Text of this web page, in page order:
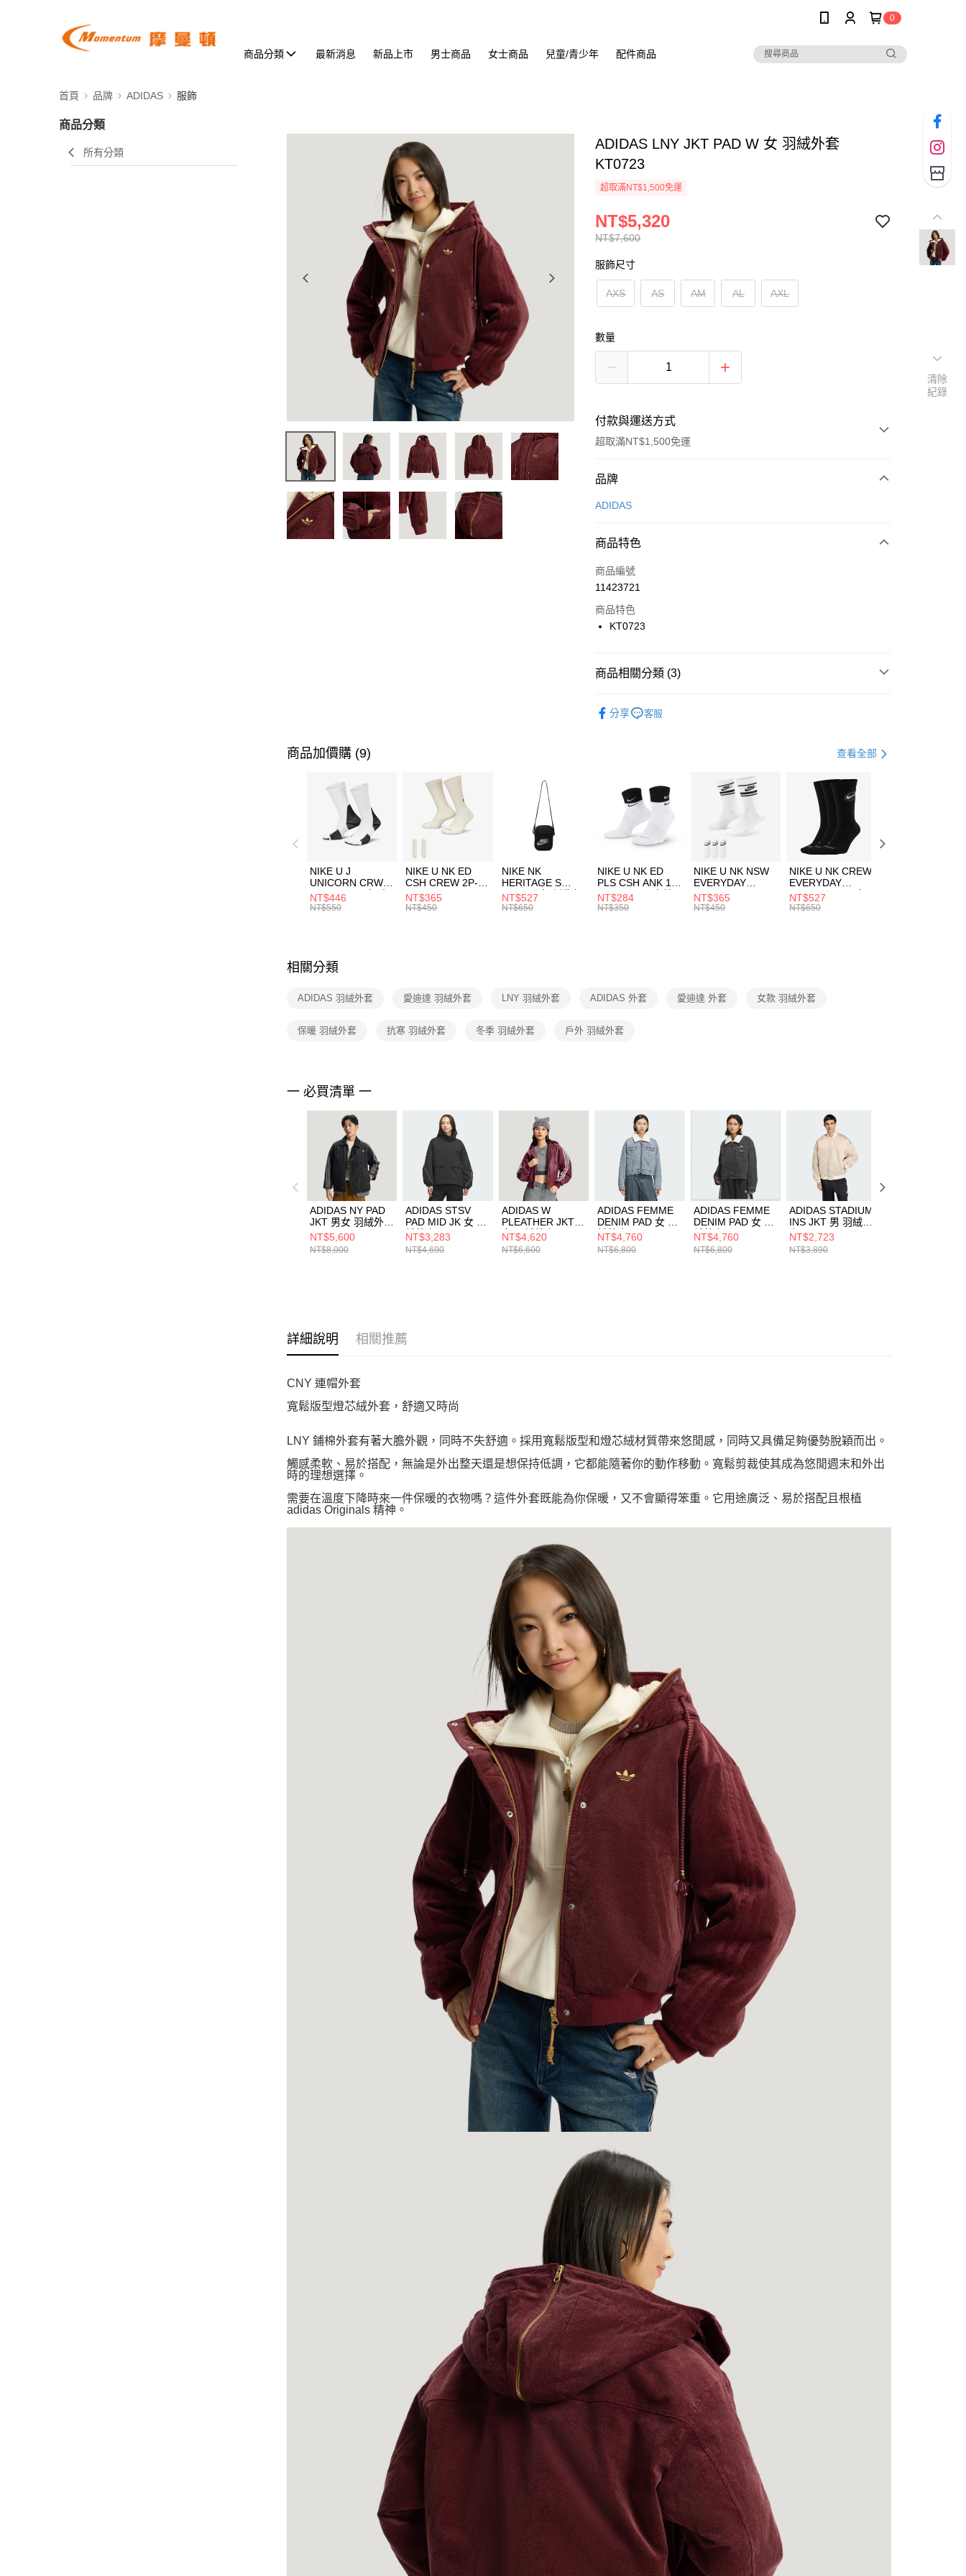
0
商品分類 最新消息 新品上市 男士商品 女士商品 兒童/青少年 配件商品
首頁 品牌 ADIDAS 服飾
商品分類
所有分類
ADIDAS LNY JKT PAD W 女 羽絨外套
KT0723
超取滿NT$1,500免運
NT$7,600
NT$5,320
服飾尺寸
AXS AS AM AL AXL
數量
付款與運送方式
超取滿NT$1,500免運
付款方式
信用卡一次付款
合作金庫商業銀行
華南商業銀行
上海商業儲蓄銀行
國泰世華商業銀行
聯邦商業銀行
台新國際商業銀行
LINE Pay
Apple Pay
【關於「AFTEE先享後付」】
３．安心：先確認商品／服務後，再付款。
【「AFTEE先享後付」結帳流程】
１．於結帳方式選擇「AFTEE先享後付」後，將跳轉至「AFTEE先享後
付」結帳頁面，進行簡訊認證並確認金額後，即可完成結帳。
２．訂單成立數日內，您將收到繳費通知簡訊。
３．收到繳費通知簡訊後14天內，點擊此簡訊中的連結，可透過四大超商
／ATM／網路銀行／等多元方式進行付款，方視為交易完成。
※ 請注意：結帳手續完成當下不需立刻繳費，但若您需要取消訂單，請聯
絡購買商品的店家。未經商家同意取消之訂單仍視為有效，需透過AFTEE
先享後付繳納相關費用。
交易，需依本服務之必要範圍內提供個人資料，並將交易相關給付款項請
２．關於個人資料處理事宜，請瀏覽以下網址：
結果請求用戶進行身份認證。
５．嚴禁一人註冊多個帳號或使用他人資訊註冊。若發現惡意使用之情
形，恩沛科技股份有限公司將有權停止該用戶之使用額度並採取法律行
每筆NT$100，滿NT$1,500(含以上)免運費
每筆NT$100，滿NT$1,500(含以上)免運費
付款後門市自取
每筆NT$100，滿NT$1,500(含以上)免運費
品牌
ADIDAS
商品特色
商品編號
11423721
商品特色
KT0723
商品相關分類 (3)
分享 客服
商品加價購 (9) 查看全部
NIKE U J
UNICORN CRW
1PR -160 男女 中
統襪 FZ3393100
NT$446
NT$550
NIKE U NK ED
CSH CREW 2P-
144 EMBRDY 男
女 短統襪
NT$365
NT$450
NIKE NK
HERITAGE S
SMIT 男女 側背包
BA5871010
NT$527
NT$650
NIKE U NK ED
PLS CSH ANK 1P
144 DBL 男 中統
襪 DH4058104
NT$284
NT$350
NIKE U NK NSW
EVERYDAY
ESSENTIAL CR
男女 短統襪
NT$365
NT$450
NIKE U NK CREW
EVERYDAY
BBALL 3PR 男女
長統襪
NT$527
NT$650
相關分類
ADIDAS 羽絨外套 愛迪達 羽絨外套 LNY 羽絨外套 ADIDAS 外套 愛迪達 外套 女款 羽絨外套
保暖 羽絨外套 抗寒 羽絨外套 冬季 羽絨外套 戶外 羽絨外套
一 必買清單 一
ADIDAS NY PAD
JKT 男女 羽絨外套
KR5066
NT$5,600
NT$8,000
ADIDAS STSV
PAD MID JK 女 羽
絨外套 KA0931
NT$3,283
NT$4,690
ADIDAS W
PLEATHER JKT
女 羽絨外套
KU6858
NT$4,620
NT$6,600
ADIDAS FEMME
DENIM PAD 女 羽
絨外套 KC2626
NT$4,760
NT$6,800
ADIDAS FEMME
DENIM PAD 女 羽
絨外套 KB5449
NT$4,760
NT$6,800
ADIDAS STADIUM
INS JKT 男 羽絨外
套 KE6211
NT$2,723
NT$3,890
詳細說明 相關推薦
CNY 連帽外套
寬鬆版型燈芯絨外套，舒適又時尚
LNY 鋪棉外套有著大膽外觀，同時不失舒適。採用寬鬆版型和燈芯絨材質帶來悠閒感，同時又具備足夠優勢脫穎而出。
觸感柔軟、易於搭配，無論是外出整天還是想保持低調，它都能隨著你的動作移動。寬鬆剪裁使其成為悠閒週末和外出
時的理想選擇。
需要在溫度下降時來一件保暖的衣物嗎？這件外套既能為你保暖，又不會顯得笨重。它用途廣泛、易於搭配且根植
adidas Originals 精神。
清除
紀錄